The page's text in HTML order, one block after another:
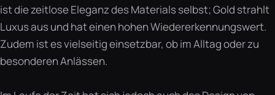
ist die zeitlose Eleganz des Materials selbst; Gold strahlt
Luxus aus und hat einen hohen Wiedererkennungswert.
Zudem ist es vielseitig einsetzbar, ob im Alltag oder zu
besonderen Anlässen.